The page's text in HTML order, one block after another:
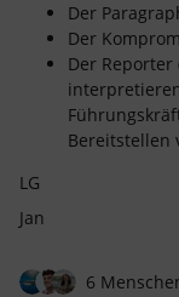
Der
Der
Der
Bereitstellen
LG
Jan
6